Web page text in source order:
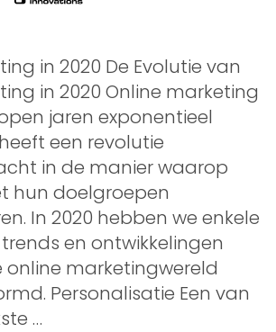
in 2020 De Evolutie van
in 2020 Online marketing
jaren exponentieel
een revolutie
in de manier waarop
hun doelgroepen
In 2020 hebben we enkele
en ontwikkelingen
online marketingwereld
Personalisatie Een van
…